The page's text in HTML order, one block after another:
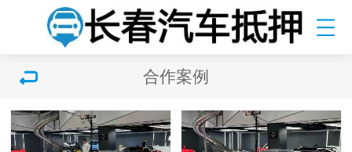
合作案例